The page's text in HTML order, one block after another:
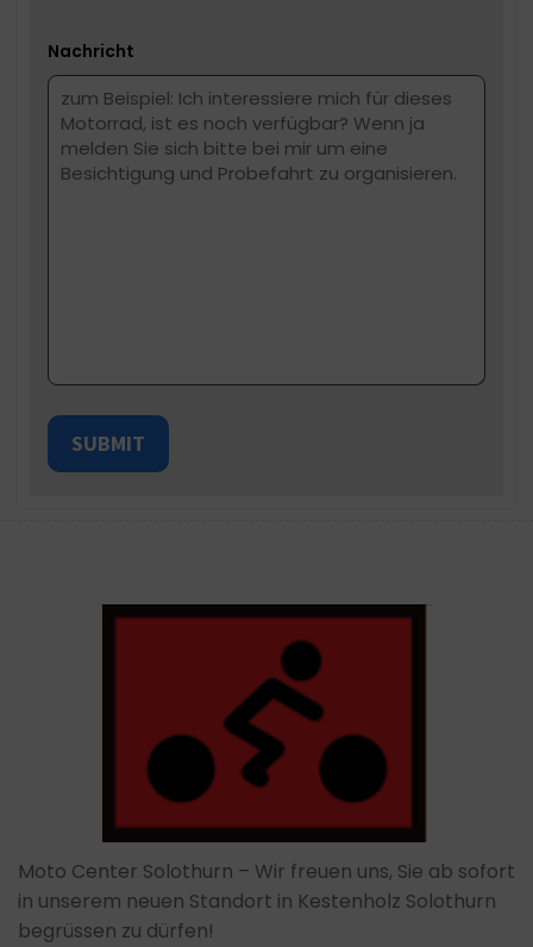
Nachricht
SUBMIT
Moto Center Solothurn – Wir freuen uns, Sie ab sofort
in unserem neuen Standort in Kestenholz Solothurn
begrüssen zu dürfen!